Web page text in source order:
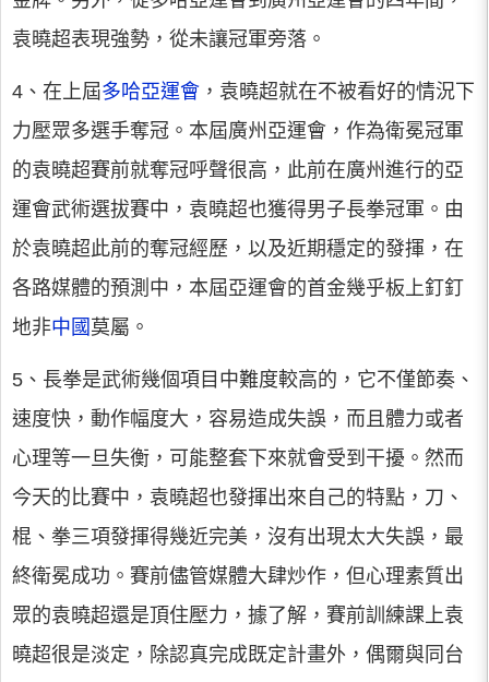
袁曉超表現強勢，從未讓冠軍旁落。
4、在上屆多哈亞運會 ，袁曉超就在不被看好的情況下
力壓眾多選手奪冠。本屆廣州亞運會，作為衛冕冠軍
的袁曉超賽前就奪冠呼聲很高，此前在廣州進行的亞
運會武術選拔賽中，袁曉超也獲得男子長拳冠軍。由
於袁曉超此前的奪冠經歷，以及近期穩定的發揮，在
各路媒體的預測中，本屆亞運會的首金幾乎板上釘釘
地非中國 莫屬。
5、長拳是武術幾個項目中難度較高的，它不僅節奏、
速度快，動作幅度大，容易造成失誤，而且體力或者
心理等一旦失衡，可能整套下來就會受到干擾。然而
今天的比賽中，袁曉超也發揮出來自己的特點，刀、
棍、拳三項發揮得幾近完美，沒有出現太大失誤，最
終衛冕成功。賽前儘管媒體大肆炒作，但心理素質出
眾的袁曉超還是頂住壓力，據了解，賽前訓練課上袁
曉超很是淡定，除認真完成既定計畫外，偶爾與同台